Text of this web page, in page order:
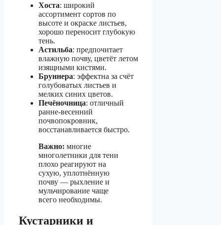
Хоста: широкий
ассортимент сортов по
высоте и окраске листьев,
хорошо переносит глубокую
тень.
Астильба: предпочитает
влажную почву, цветёт летом
изящными кистями.
Бруннера: эффектна за счёт
голубоватых листьев и
мелких синих цветов.
Печёночница: отличный
ранне-весенний
почвопокровник,
восстанавливается быстро.
Важно: многие
многолетники для тени
плохо реагируют на
сухую, уплотнённую
почву — рыхление и
мульчирование чаще
всего необходимы.
Кустарники и